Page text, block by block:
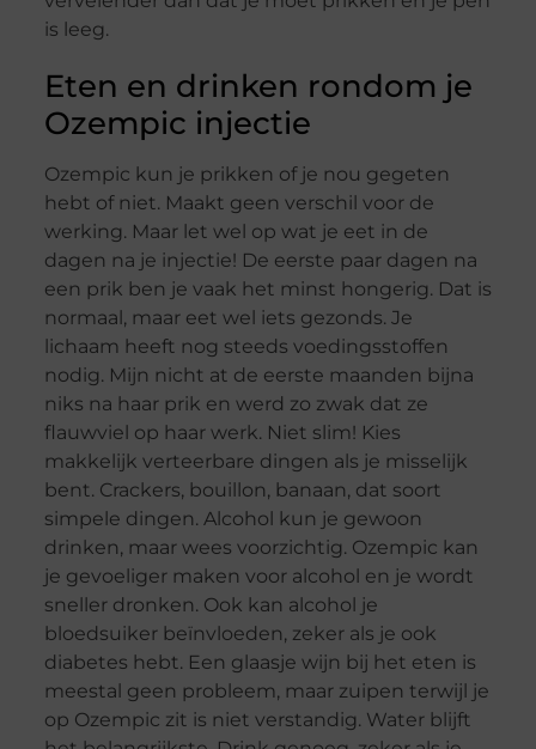
is leeg.
Eten en drinken rondom je
Ozempic injectie
Ozempic kun je prikken of je nou gegeten
hebt of niet. Maakt geen verschil voor de
werking. Maar let wel op wat je eet in de
dagen na je injectie! De eerste paar dagen na
een prik ben je vaak het minst hongerig. Dat is
normaal, maar eet wel iets gezonds. Je
lichaam heeft nog steeds voedingsstoffen
nodig. Mijn nicht at de eerste maanden bijna
niks na haar prik en werd zo zwak dat ze
flauwviel op haar werk. Niet slim! Kies
makkelijk verteerbare dingen als je misselijk
bent. Crackers, bouillon, banaan, dat soort
simpele dingen. Alcohol kun je gewoon
drinken, maar wees voorzichtig. Ozempic kan
je gevoeliger maken voor alcohol en je wordt
sneller dronken. Ook kan alcohol je
bloedsuiker beïnvloeden, zeker als je ook
diabetes hebt. Een glaasje wijn bij het eten is
meestal geen probleem, maar zuipen terwijl je
op Ozempic zit is niet verstandig. Water blijft